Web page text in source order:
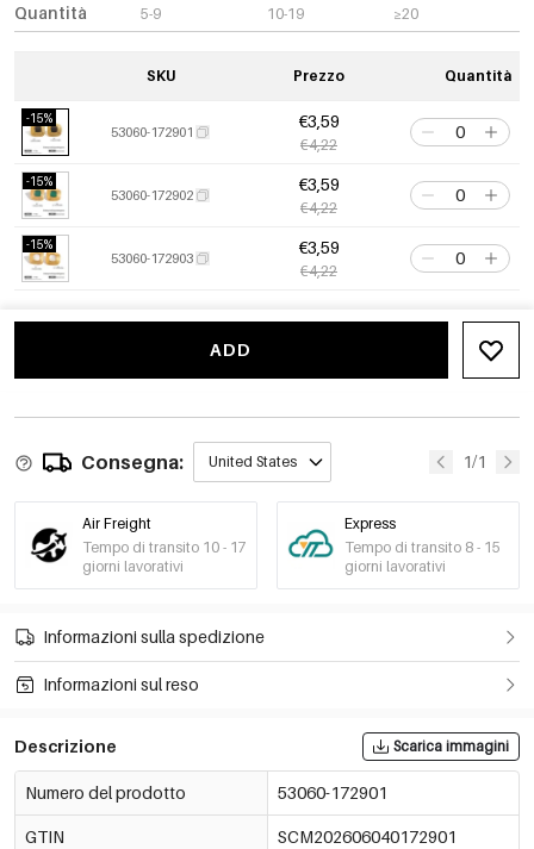
Quantità
5-9 10-19 ≥20
SKU Prezzo Quantità
-15%
53060-172901
€3,59
€4,22
-15%
53060-172902
€3,59
€4,22
-15%
53060-172903
€3,59
€4,22
ADD
Consegna: United States 1/1
Air Freight
Tempo di transito 10 - 17
giorni lavorativi
Express
Tempo di transito 8 - 15
giorni lavorativi
Informazioni sulla spedizione
Informazioni sul reso
Descrizione Scarica immagini
Numero del prodotto 53060-172901
GTIN SCM202606040172901